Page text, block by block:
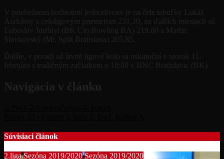
V priebežnom hodnotení jednotlivcov je na čele tabuľky Lukáš
Andrássy s celoligovým priemerom 231,20, na ďalších miestach sú
Ľuboslav Jurrínyi (BK CityBowling BA) 219,00 a Martin
Slavkovský (Mr. Split Bratislava) 205,85.
Ďalšie, v poradí už štvrté ligové kolo sa uskutoční v utorok 11.
februára s tradičným začiatkom o 18:00 v BNC Bratislava. (BK)
Navigácia v článku
Súvisiaci článok
2.liga Sezóna 2019/2020 Sezóna 2019/2020